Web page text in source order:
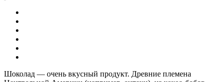
Шоколад — очень вкусный продукт. Древние племена